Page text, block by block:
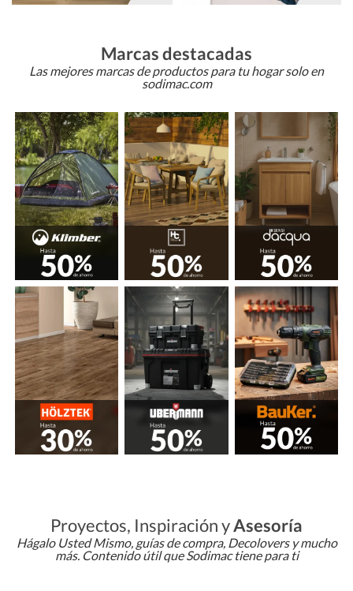
Marcas destacadas
Las mejores marcas de productos para tu hogar solo en
sodimac.com
Proyectos, Inspiración yAsesoría
Hágalo Usted Mismo, guías de compra, Decolovers y mucho
más. Contenido útil que Sodimac tiene para ti